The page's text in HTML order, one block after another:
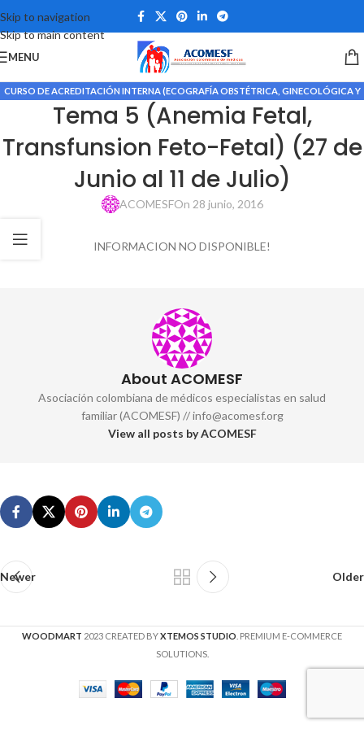
Skip to navigation
Skip to main content
MENU
CURSO DE ACREDITACIÓN INTERNA (ECOGRAFÍA OBSTÉTRICA, GINECOLÓGICA Y
DOPPLER MATERNO FETAL)
Tema 5 (Anemia Fetal,
Transfunsion Feto-Fetal) (27 de
Junio al 11 de Julio)
ACOMESFOn 28 junio, 2016
INFORMACION NO DISPONIBLE!
About ACOMESF
Asociación colombiana de médicos especialistas en salud
familiar (ACOMESF) // info@acomesf.org
View all posts by ACOMESF
Newer Older
WOODMART 2023 CREATED BYXTEMOS STUDIO . PREMIUM E-COMMERCE
SOLUTIONS.